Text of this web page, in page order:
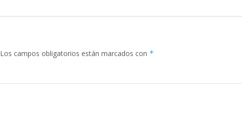
Los campos obligatorios están marcados con *